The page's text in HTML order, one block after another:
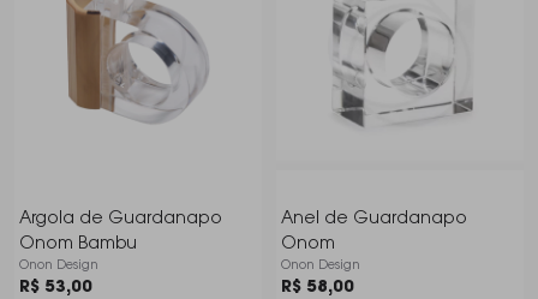
Argola de Guardanapo
Onom Bambu
Onon Design
R$ 53,00
Anel de Guardanapo
Onom
Onon Design
R$ 58,00